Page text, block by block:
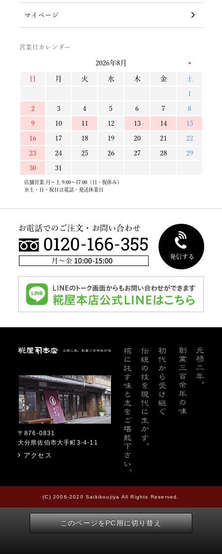
マイページ
営業日カレンダー
糀屋本店
〒876-0831
大分県佐伯市大手町3-4-11
アクセス
(C) 2006-2020 Saikikoujiya All Rights Reserved.
このページをPC用に切り替え